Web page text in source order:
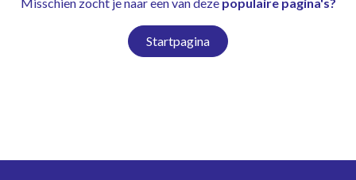
Startpagina